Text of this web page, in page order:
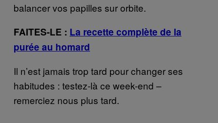
balancer vos papilles sur orbite.
FAITES-LE : La recette complète de la
purée au homard
Il n’est jamais trop tard pour changer ses
habitudes : testez-là ce week-end –
remerciez nous plus tard.